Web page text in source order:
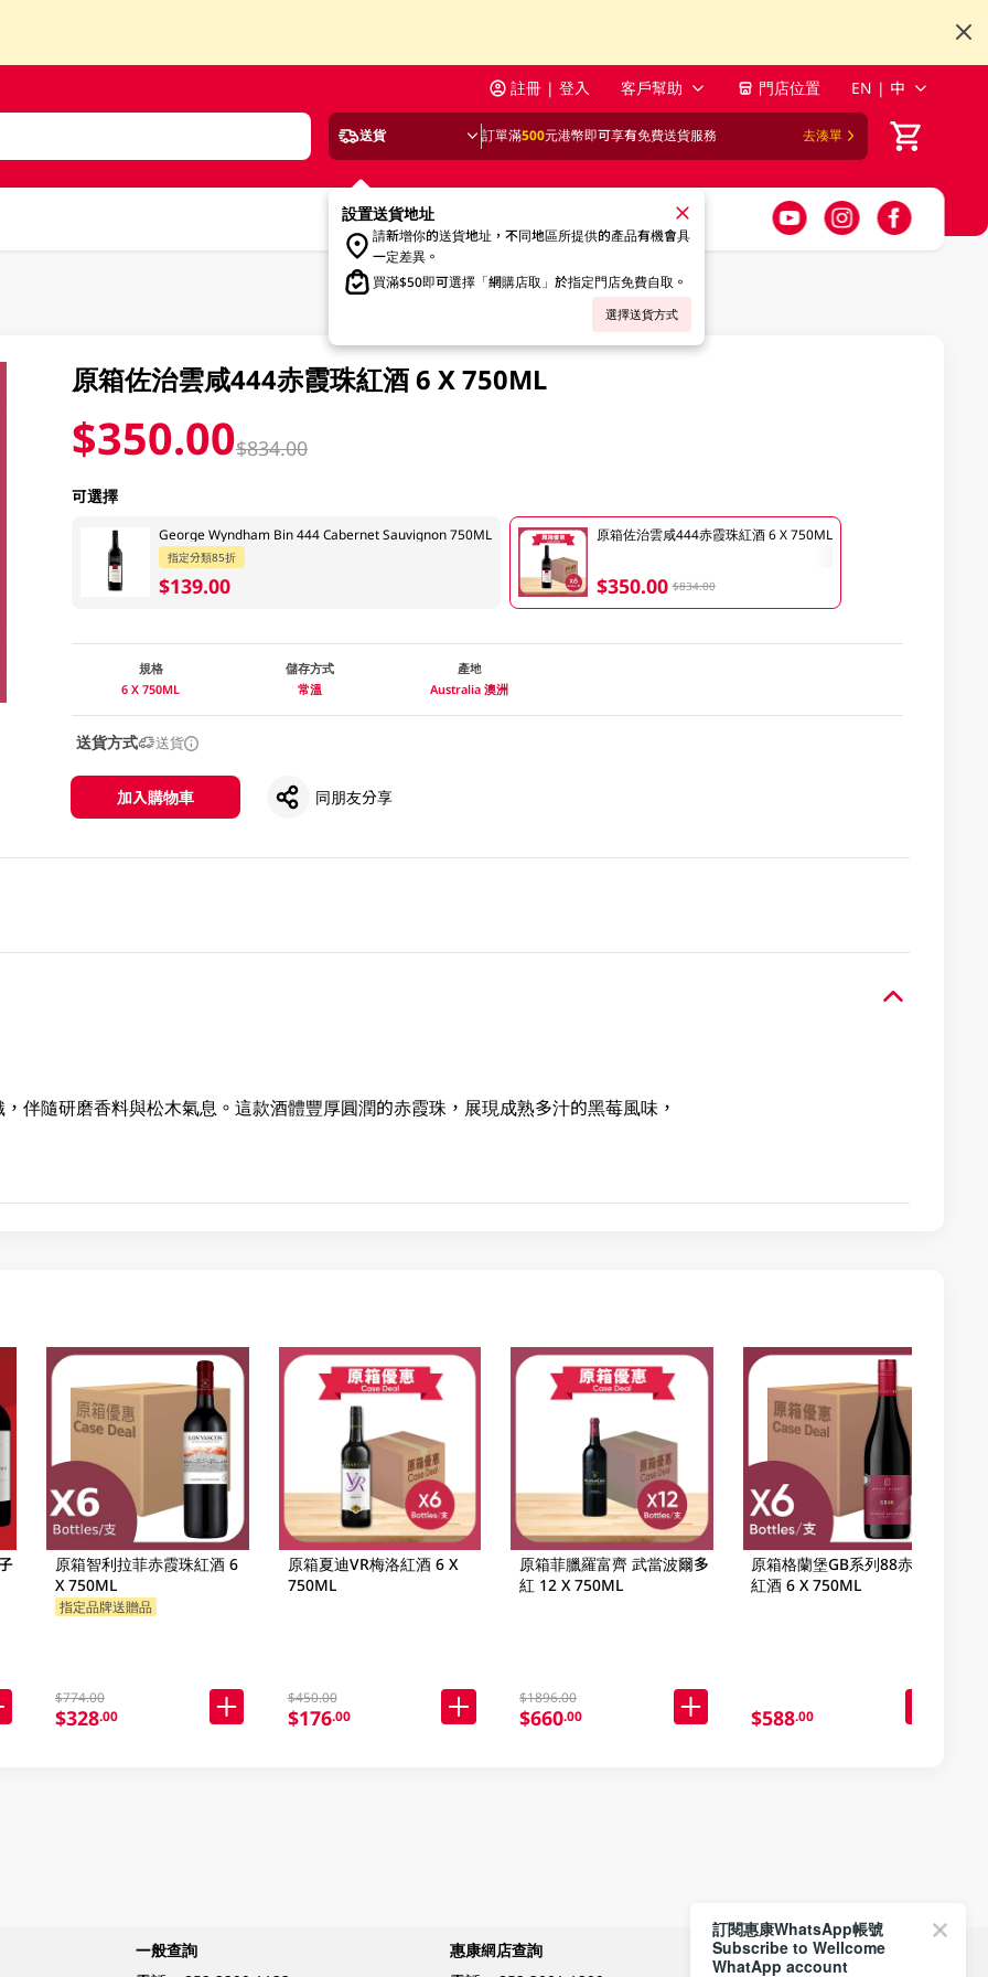
註冊 | 登入 客戶幫助 門店位置 EN | 中
送貨 訂單滿500元港幣即可享有免費送貨服務 去湊單
設置送貨地址
請新增你的送貨地址，不同地區所提供的產品有機會具
一定差異。
買滿$50即可選擇「網購店取」於指定門店免費自取。
選擇送貨方式
原箱佐治雲咸444赤霞珠紅酒 6 X 750ML
$350.00$834.00
可選擇
George Wyndham Bin 444 Cabernet Sauvignon 750ML
指定分類85折
$139.00
原箱佐治雲咸444赤霞珠紅酒 6 X 750ML
$350.00 $834.00
規格
6 X 750ML
儲存方式
常溫
產地
Australia 澳洲
送貨方式 送貨
加入購物車 同朋友分享
伴隨研磨香料與松木氣息。這款酒體豐厚圓潤的赤霞珠，展現成熟多汁的黑莓風味，
原箱智利拉菲赤霞珠紅酒 6
X 750ML
指定品牌送贈品
$774.00
$328.00
原箱夏迪VR梅洛紅酒 6 X
750ML
$450.00
$176.00
原箱菲臘羅富齊 武當波爾多
紅 12 X 750ML
$1896.00
$660.00
原箱格蘭堡GB系列88赤霞珠
紅酒 6 X 750ML
$588.00
一般查詢
惠康網店查詢
付款方式
訂閱惠康WhatsApp帳號
Subscribe to Wellcome
WhatApp account